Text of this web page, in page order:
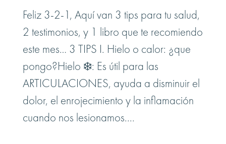
Feliz 3-2-1, Aquí van 3 tips para tu salud,
2 testimonios, y 1 libro que te recomiendo
este mes… 3 TIPS I. Hielo o calor: ¿que
pongo?Hielo ❄️: Es útil para las
ARTICULACIONES, ayuda a disminuir el
dolor, el enrojecimiento y la inflamación
cuando nos lesionamos....